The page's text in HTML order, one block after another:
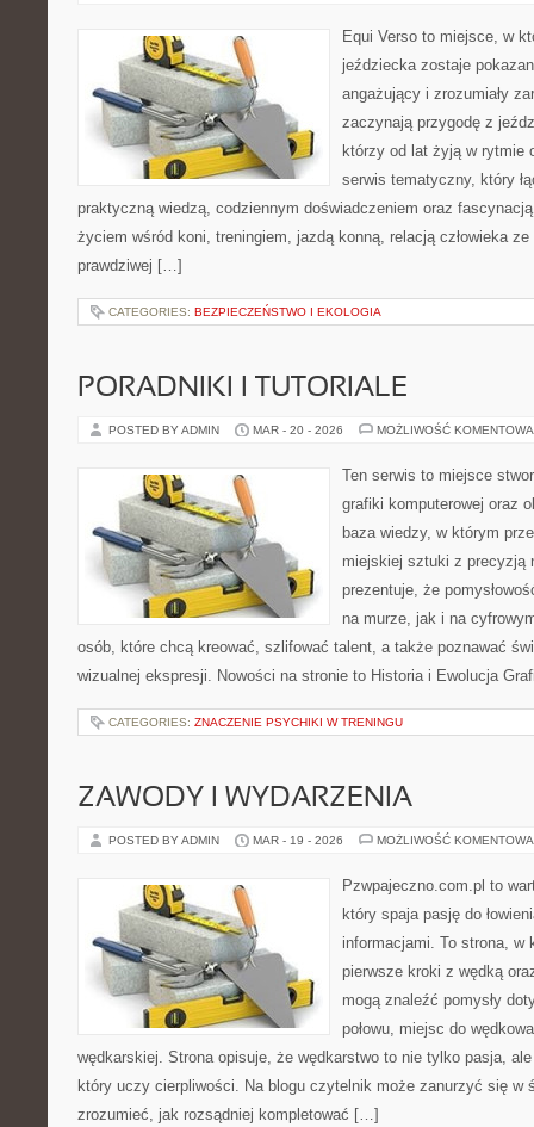
Equi Verso to miejsce, w
jeździecka zostaje
angażujący i zrozumiały
zaczynają przygodę z
którzy od lat żyją w rytmie
serwis tematyczny, który
praktyczną wiedzą, codziennym doświadczeniem oraz
życiem wśród koni, treningiem, jazdą konną, relacją człowieka
prawdziwej […]
CATEGORIES: BEZPIECZEŃSTWO I EKOLOGIA
PORADNIKI I TUTORIALE
POSTED BY ADMIN MAR - 20 - 2026 MOŻLIWOŚĆ
Ten serwis to miejsce
grafiki komputerowej oraz
baza wiedzy, w którym
miejskiej sztuki z precyzją
prezentuje, że
na murze, jak i na
osób, które chcą kreować, szlifować talent, a także poznawać
wizualnej ekspresji. Nowości na stronie to Historia i Ewolucja
CATEGORIES: ZNACZENIE PSYCHIKI W TRENINGU
ZAWODY I WYDARZENIA
POSTED BY ADMIN MAR - 19 - 2026 MOŻLIWOŚĆ
Pzwpajeczno.com.pl to
który spaja pasję do
informacjami. To strona, w
pierwsze kroki z wędką
mogą znaleźć pomysły
połowu, miejsc do
wędkarskiej. Strona opisuje, że wędkarstwo to nie tylko pasja,
który uczy cierpliwości. Na blogu czytelnik może zanurzyć się w
zrozumieć, jak rozsądniej kompletować […]